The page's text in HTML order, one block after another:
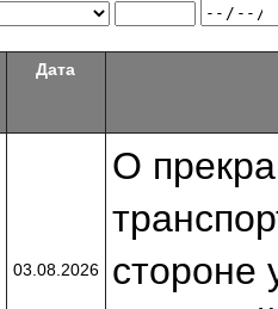
Дата
03.08.2026
О
стороне